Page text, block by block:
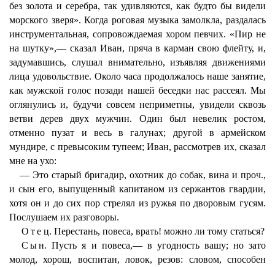
без золота и серебра, так удивляются, как будто бы видели
морского зверя». Когда роговая музыка замолкла, раздалась
инструментальная, сопровождаемая хором певчих. «Пир не
на шутку»,— сказал Иван, пряча в карман свою флейту, и,
задумавшись, слушал внимательно, изъявляя движениями
лица удовольствие. Около часа продолжалось наше занятие,
как мужской голос позади нашей беседки нас рассеял. Мы
оглянулись и, будучи совсем неприметны, увидели сквозь
ветви дерев двух мужчин. Один был невелик ростом,
отменно пузат и весь в галунах; другой в армейском
мундире, с превысоким тупеем; Иван, рассмотрев их, сказал
мне на ухо:
— Это старый бригадир, охотник до собак, вина и проч.,
и сын его, выпущенный капитаном из сержантов гвардии,
хотя он и до сих пор стрелял из ружья по дворовым гусям.
Послушаем их разговоры.
Отец. Перестань, повеса, врать! можно ли тому статься?
Сын. Пусть я и повеса,— в угодность вашу; но зато
молод, хорош, воспитан, ловок, резов: словом, способен